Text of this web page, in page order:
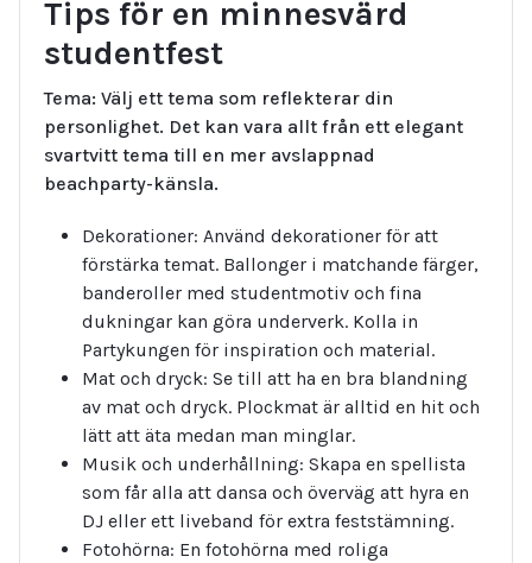
Tips för en minnesvärd
studentfest
Tema: Välj ett tema som reflekterar din
personlighet. Det kan vara allt från ett elegant
svartvitt tema till en mer avslappnad
beachparty-känsla.
Dekorationer: Använd dekorationer för att
förstärka temat. Ballonger i matchande färger,
banderoller med studentmotiv och fina
dukningar kan göra underverk. Kolla in
Partykungen för inspiration och material.
Mat och dryck: Se till att ha en bra blandning
av mat och dryck. Plockmat är alltid en hit och
lätt att äta medan man minglar.
Musik och underhållning: Skapa en spellista
som får alla att dansa och överväg att hyra en
DJ eller ett liveband för extra feststämning.
Fotohörna: En fotohörna med roliga